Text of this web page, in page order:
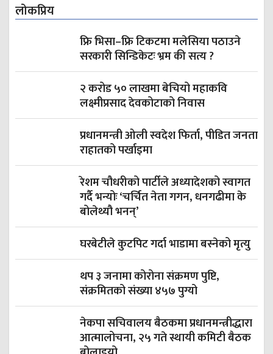
लोकप्रिय
फ्रि भिसा–फ्रि टिकटमा मलेसिया पठाउने
सरकारी सिन्डिकेटः भ्रम की सत्य ?
२ करोड ५० लाखमा बेचियो महाकवि
लक्ष्मीप्रसाद देवकोटाको निवास
प्रधानमन्त्री ओली स्वदेश फिर्ता, पीडित जनता
राहातको पर्खाइमा
रेशम चौधरीको पार्टीले अध्यादेशको स्वागत
गर्दै भन्योः ‘चर्चित नेता गगन, धनगढीमा के
बोलेथ्यौ भनन्’
घरबेटीले कुटपिट गर्दा भाडामा बस्नेको मृत्यु
थप ३ जनामा कोरोना संक्रमण पुष्टि,
संक्रमितको संख्या ४५७ पुग्यो
नेकपा सचिवालय बैठकमा प्रधानमन्त्रीद्धारा
आत्मालोचना, २५ गते स्थायी कमिटी बैठक